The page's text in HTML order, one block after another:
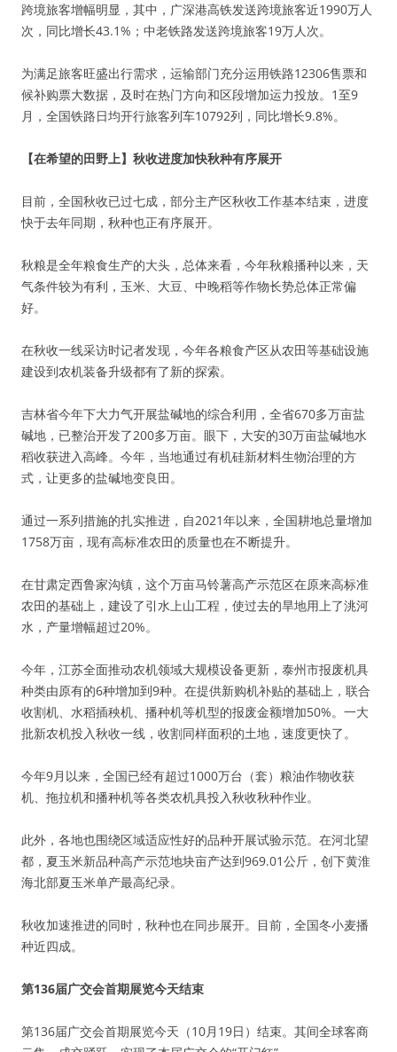
跨境旅客增幅明显，其中，广深港高铁发送跨境旅客近1990万人
次，同比增长43.1%；中老铁路发送跨境旅客19万人次。
为满足旅客旺盛出行需求，运输部门充分运用铁路12306售票和
候补购票大数据，及时在热门方向和区段增加运力投放。1至9
月，全国铁路日均开行旅客列车10792列，同比增长9.8%。
【在希望的田野上】秋收进度加快秋种有序展开
目前，全国秋收已过七成，部分主产区秋收工作基本结束，进度
快于去年同期，秋种也正有序展开。
秋粮是全年粮食生产的大头，总体来看，今年秋粮播种以来，天
气条件较为有利，玉米、大豆、中晚稻等作物长势总体正常偏
好。
在秋收一线采访时记者发现，今年各粮食产区从农田等基础设施
建设到农机装备升级都有了新的探索。
吉林省今年下大力气开展盐碱地的综合利用，全省670多万亩盐
碱地，已整治开发了200多万亩。眼下，大安的30万亩盐碱地水
稻收获进入高峰。今年，当地通过有机硅新材料生物治理的方
式，让更多的盐碱地变良田。
通过一系列措施的扎实推进，自2021年以来，全国耕地总量增加
1758万亩，现有高标准农田的质量也在不断提升。
在甘肃定西鲁家沟镇，这个万亩马铃薯高产示范区在原来高标准
农田的基础上，建设了引水上山工程，使过去的旱地用上了洮河
水，产量增幅超过20%。
今年，江苏全面推动农机领域大规模设备更新，泰州市报废机具
种类由原有的6种增加到9种。在提供新购机补贴的基础上，联合
收割机、水稻插秧机、播种机等机型的报废金额增加50%。一大
批新农机投入秋收一线，收割同样面积的土地，速度更快了。
今年9月以来，全国已经有超过1000万台（套）粮油作物收获
机、拖拉机和播种机等各类农机具投入秋收秋种作业。
此外，各地也围绕区域适应性好的品种开展试验示范。在河北望
都，夏玉米新品种高产示范地块亩产达到969.01公斤，创下黄淮
海北部夏玉米单产最高纪录。
秋收加速推进的同时，秋种也在同步展开。目前，全国冬小麦播
种近四成。
第136届广交会首期展览今天结束
第136届广交会首期展览今天（10月19日）结束。其间全球客商